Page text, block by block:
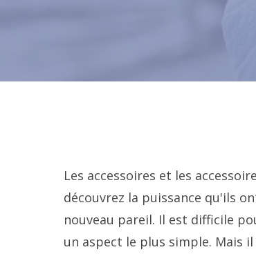
Les accessoires et les
découvrez la puissance qu'ils
nouveau pareil. Il est difficile
un aspect le plus simple. Mais